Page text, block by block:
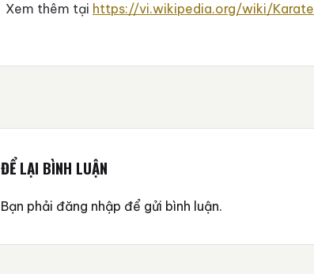
Xem thêm tại https://vi.wikipedia.org/wiki/Karate
ĐỂ LẠI BÌNH LUẬN
Bạn phải đăng nhập để gửi bình luận.